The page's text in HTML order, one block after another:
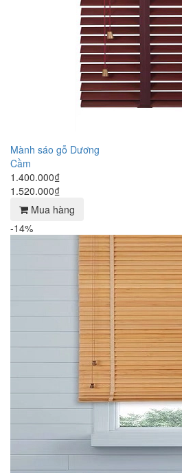
Mành sáo gỗ Dương
Cầm
1.400.000₫
1.520.000₫
Mua hàng
-14%